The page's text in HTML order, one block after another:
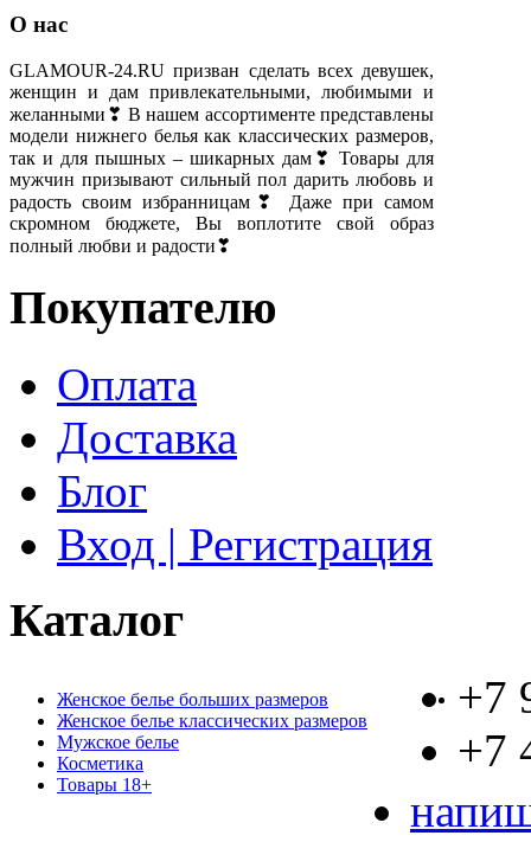
О нас
GLAMOUR-24.RU призван сделать всех девушек,
женщин и дам привлекательными, любимыми и
желанными❣ В нашем ассортименте представлены
модели нижнего белья как классических размеров,
так и для пышных – шикарных дам❣ Товары для
мужчин призывают сильный пол дарить любовь и
радость своим избранницам❣ Даже при самом
скромном бюджете, Вы воплотите свой образ
полный любви и радости❣
Покупателю
Оплата
Доставка
Блог
Вход | Регистрация
Каталог
Женское белье больших размеров
Женское белье классических размеров
Мужское белье
Косметика
Товары 18+
+7
+7